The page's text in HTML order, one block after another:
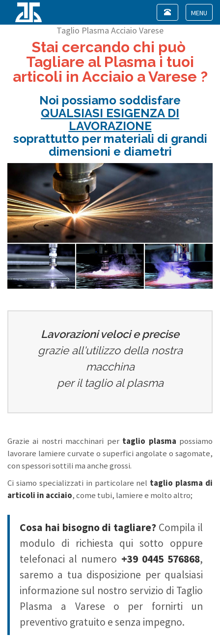
Toggle
Toggle
navigation
Taglio Plasma Acciaio Varese
Stai cercando chi può
Tagliare al Plasma i tuoi
articoli in Acciaio a Varese ?
Noi possiamo soddisfare
QUALSIASI ESIGENZA DI
LAVORAZIONE
soprattutto per materiali di grandi
dimensioni e diametri
Lavorazioni veloci e precise
grazie all'utilizzo della nostra
macchina
per il taglio al plasma
Grazie ai nostri macchinari per taglio plasma possiamo
lavorare lamiere curvate o superfici angolate o sagomate,
con spessori sottili ma anche grossi.
Ci siamo specializzati in particolare nel taglio plasma di
articoli in acciaio, come tubi, lamiere e molto altro;
Cosa hai bisogno di tagliare? Compila il
modulo di richiesta qui sotto oppure
telefonaci al numero +39 0445 576868,
saremo a tua disposizione per qualsiasi
informazione sul nostro servizio di Taglio
Plasma a Varese o per fornirti un
preventivo gratuito e senza impegno.